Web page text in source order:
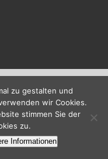
zu gestalten und
wir Cookies.
stimmen Sie der
zu.
Informationen